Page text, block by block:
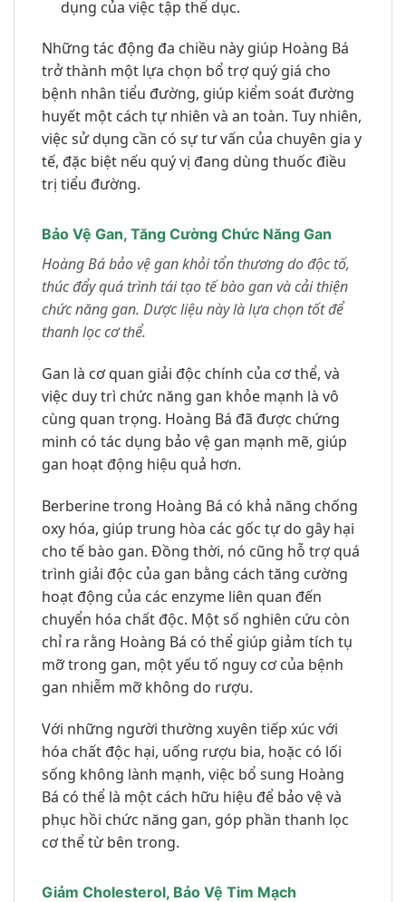
dụng của việc tập thể dục.
Những tác động đa chiều này giúp Hoàng Bá
trở thành một lựa chọn bổ trợ quý giá cho
bệnh nhân tiểu đường, giúp kiểm soát đường
huyết một cách tự nhiên và an toàn. Tuy nhiên,
việc sử dụng cần có sự tư vấn của chuyên gia y
tế, đặc biệt nếu quý vị đang dùng thuốc điều
trị tiểu đường.
Bảo Vệ Gan, Tăng Cường Chức Năng Gan
Hoàng Bá bảo vệ gan khỏi tổn thương do độc tố,
thúc đẩy quá trình tái tạo tế bào gan và cải thiện
chức năng gan. Dược liệu này là lựa chọn tốt để
thanh lọc cơ thể.
Gan là cơ quan giải độc chính của cơ thể, và
việc duy trì chức năng gan khỏe mạnh là vô
cùng quan trọng. Hoàng Bá đã được chứng
minh có tác dụng bảo vệ gan mạnh mẽ, giúp
gan hoạt động hiệu quả hơn.
Berberine trong Hoàng Bá có khả năng chống
oxy hóa, giúp trung hòa các gốc tự do gây hại
cho tế bào gan. Đồng thời, nó cũng hỗ trợ quá
trình giải độc của gan bằng cách tăng cường
hoạt động của các enzyme liên quan đến
chuyển hóa chất độc. Một số nghiên cứu còn
chỉ ra rằng Hoàng Bá có thể giúp giảm tích tụ
mỡ trong gan, một yếu tố nguy cơ của bệnh
gan nhiễm mỡ không do rượu.
Với những người thường xuyên tiếp xúc với
hóa chất độc hại, uống rượu bia, hoặc có lối
sống không lành mạnh, việc bổ sung Hoàng
Bá có thể là một cách hữu hiệu để bảo vệ và
phục hồi chức năng gan, góp phần thanh lọc
cơ thể từ bên trong.
Giảm Cholesterol, Bảo Vệ Tim Mạch